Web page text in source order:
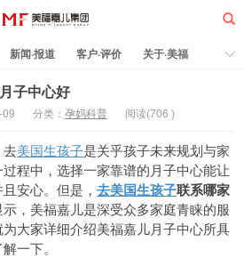
美福嘉儿
新闻·报道 客户·评价
关于·美福
科普 标签云
子中心好
分类： 孕妈科普 阅读(706 )
美国生孩子是关乎孩子未来规划与家
程中，选择一家靠谱的月子中心能让
安心。但是， 去美国生孩子联系哪家
，美福嘉儿是深受众多家庭青睐的服
大家详细介绍美福嘉儿月子中心所具
一下。